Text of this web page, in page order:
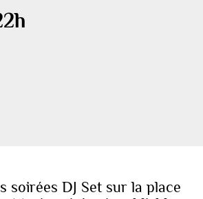
soirées DJ Set sur la place